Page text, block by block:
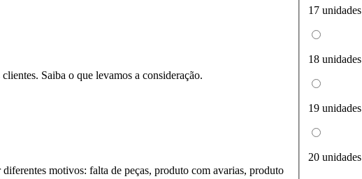
Saiba o que levamos a consideração.
motivos: falta de peças, produto com avarias, produto
17 unidades
18 unidades
19 unidades
20 unidades